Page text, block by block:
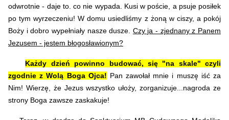
odwrotnie - daje to. co nie wypada. Kusi w poście, a psuje posiłek
po tym wyrzeczeniu!W domu usiedliśmy z żoną w ciszy, a pokój
Boży i dobro wypełniały nasze dusze. Czy ja - zjednany z Panem
Jezusem - jestem błogosławionym?
Każdy dzień powinno budować, się "na skale" czyli
zgodnie z Wolą Boga Ojca! Pan zawołał mnie i muszę iść za
Nim! Wierzę, że Jezus wszystko ułoży, zorganizuje...nagroda ze
strony Boga zawsze zaskakuje!